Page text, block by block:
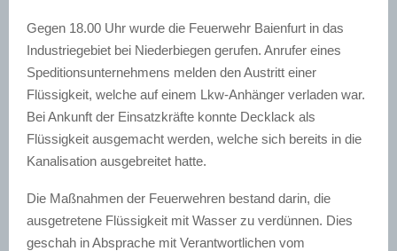
Gegen 18.00 Uhr wurde die Feuerwehr Baienfurt in das
Industriegebiet bei Niederbiegen gerufen. Anrufer eines
Speditionsunternehmens melden den Austritt einer
Flüssigkeit, welche auf einem Lkw-Anhänger verladen war.
Bei Ankunft der Einsatzkräfte konnte Decklack als
Flüssigkeit ausgemacht werden, welche sich bereits in die
Kanalisation ausgebreitet hatte.
Die Maßnahmen der Feuerwehren bestand darin, die
ausgetretene Flüssigkeit mit Wasser zu verdünnen. Dies
geschah in Absprache mit Verantwortlichen vom